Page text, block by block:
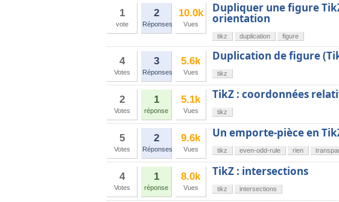
1
vote
2
Réponses
10.0k
Vues
Dupliquer une figure
orientation
tikz duplication figure
4
Votes
3
Réponses
5.6k
Vues
Duplication de figure
tikz
2
Votes
1
réponse
5.1k
Vues
TikZ : coordonnées
tikz
5
Votes
2
Réponses
9.6k
Vues
Un emporte-pièce en
tikz even-odd-rule rien
4
Votes
1
réponse
8.0k
Vues
TikZ : intersections
tikz intersections